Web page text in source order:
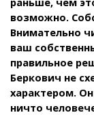
возможно.
Внимательно
ваш
правильное
Беркович не
характером.
ничто